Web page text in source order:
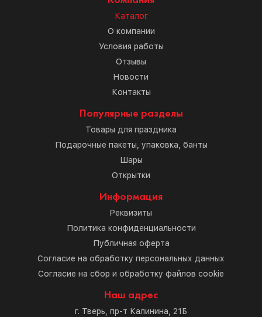
Каталог
О компании
Условия работы
Отзывы
Новости
Контакты
Популярные разделы
Товары для праздника
Подарочные пакеты, упаковка, банты
Шары
Открытки
Информация
Реквизиты
Политика конфиденциальности
Публичная оферта
Согласие на обработку персональных данных
Согласие на сбор и обработку файлов cookie
Наш адрес
г. Тверь, пр-т Калинина, 21Б